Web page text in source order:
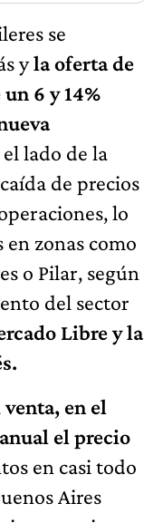
se
yla oferta de
6 y 14%
el lado de la
de precios
lo
zonas como
o Pilar, según
del sector
Libre y la
venta, en el
el precio
en casi todo
Aires